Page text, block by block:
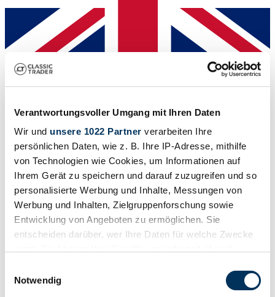
Verantwortungsvoller Umgang mit Ihren Daten
Wir und unsere 1022 Partner verarbeiten Ihre
persönlichen Daten, wie z. B. Ihre IP-Adresse, mithilfe
von Technologien wie Cookies, um Informationen auf
Ihrem Gerät zu speichern und darauf zuzugreifen und so
personalisierte Werbung und Inhalte, Messungen von
Werbung und Inhalten, Zielgruppenforschung sowie
Entwicklung von Angeboten zu ermöglichen. Sie
entscheiden darüber, wer Ihre Daten für welche Zwecke
Trigger Symbol ändern oder widerrufen
Notwendig
Tachostand (abgelesen)
44.000 mi
Leistung (kW/PS)
287 / 390